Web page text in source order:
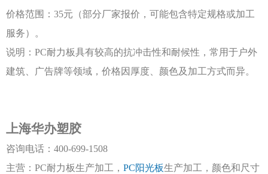
价格范围： 35元（部分厂家报价，可能包含特定规格或加工
服务）。
说明： PC耐力板具有较高的抗冲击性和耐候性，常用于户外
建筑、广告牌等领域，价格因厚度、颜色及加工方式而异。
上海华办塑胶
咨询电话： 400-699-1508
主营： PC耐力板生产加工， PC阳光板生产加工，颜色和尺寸